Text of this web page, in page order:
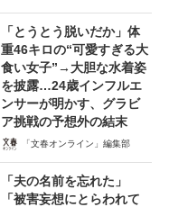
「とうとう脱いだか」体
重46キロの“可愛すぎる大
食い女子”→大胆な水着姿
を披露…24歳インフルエ
ンサーが明かす、グラビ
ア挑戦の予想外の結末
「文春オンライン」編集部
「夫の名前を忘れた」
「被害妄想にとらわれて